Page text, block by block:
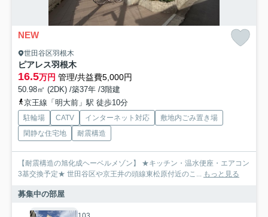
NEW
世田谷区羽根木
ピアレス羽根木
16.5万円 管理/共益費5,000円
50.98㎡ (2DK) /築37年 /3階建
京王線「明大前」駅 徒歩10分
駐輪場 CATV インターネット対応
敷地内ごみ置き場
閑静な住宅地
耐震構造
【耐震構造の旭化成ヘーベルメゾン】 ★キッチン・温水便座・エアコン
3基交換予定★ 世田谷区や京王井の頭線東松原付近のこ... もっと見る
募集中の部屋